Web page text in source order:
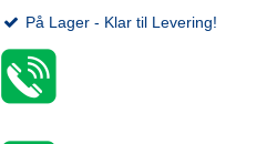
På Lager - Klar til Levering!